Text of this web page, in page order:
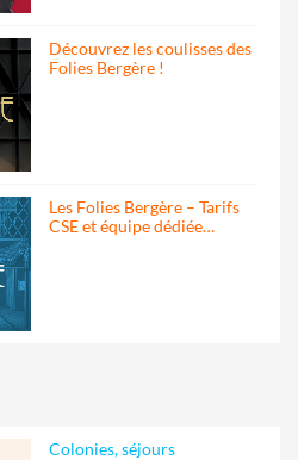
Découvrez les coulisses des
Folies Bergère !
Les Folies Bergère – Tarifs
CSE et équipe dédiée…
Colonies, séjours